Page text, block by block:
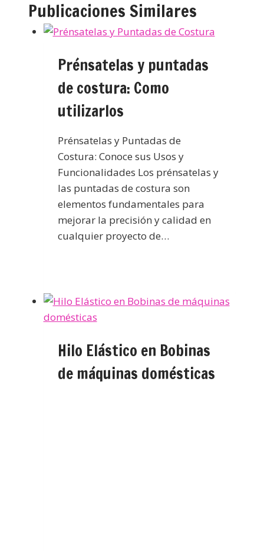
Publicaciones Similares
Prénsatelas y puntadas
de costura: Como
utilizarlos
Prénsatelas y Puntadas de
Costura: Conoce sus Usos y
Funcionalidades Los prénsatelas y
las puntadas de costura son
elementos fundamentales para
mejorar la precisión y calidad en
cualquier proyecto de…
Hilo Elástico en Bobinas
de máquinas domésticas